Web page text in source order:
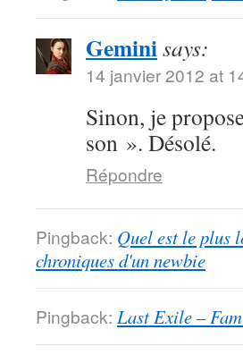
Geminisays:
14 janvier 2012 at
Sinon, je
son ». Désolé.
Répondre
Pingback: Quel est le plus
chroniques d'un newbie
Pingback: Last Exile –